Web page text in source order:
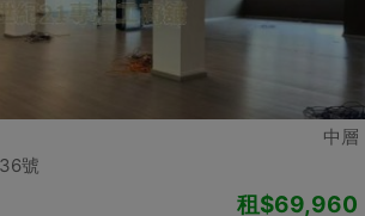
中層
號
租$69,960